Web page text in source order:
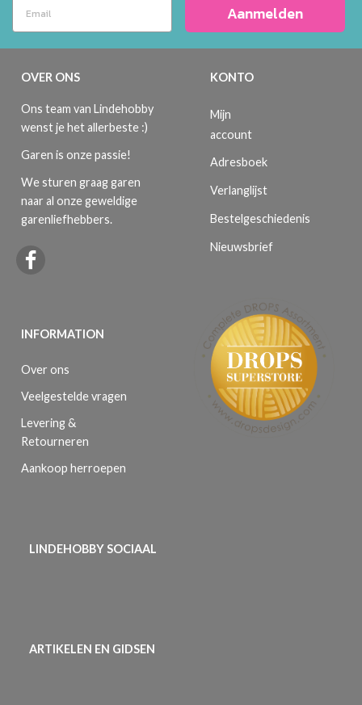
Aanmelden
OVER ONS
Ons team van Lindehobby
wenst je het allerbeste :)
Garen is onze passie!
We sturen graag garen
naar al onze geweldige
garenliefhebbers.
INFORMATION
Over ons
Veelgestelde vragen
Levering &
Retourneren
Aankoop herroepen
KONTO
Mijn
account
Adresboek
Verlanglijst
Bestelgeschiedenis
Nieuwsbrief
LINDEHOBBY SOCIAAL
ARTIKELEN EN GIDSEN